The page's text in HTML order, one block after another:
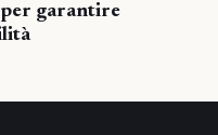
garantire